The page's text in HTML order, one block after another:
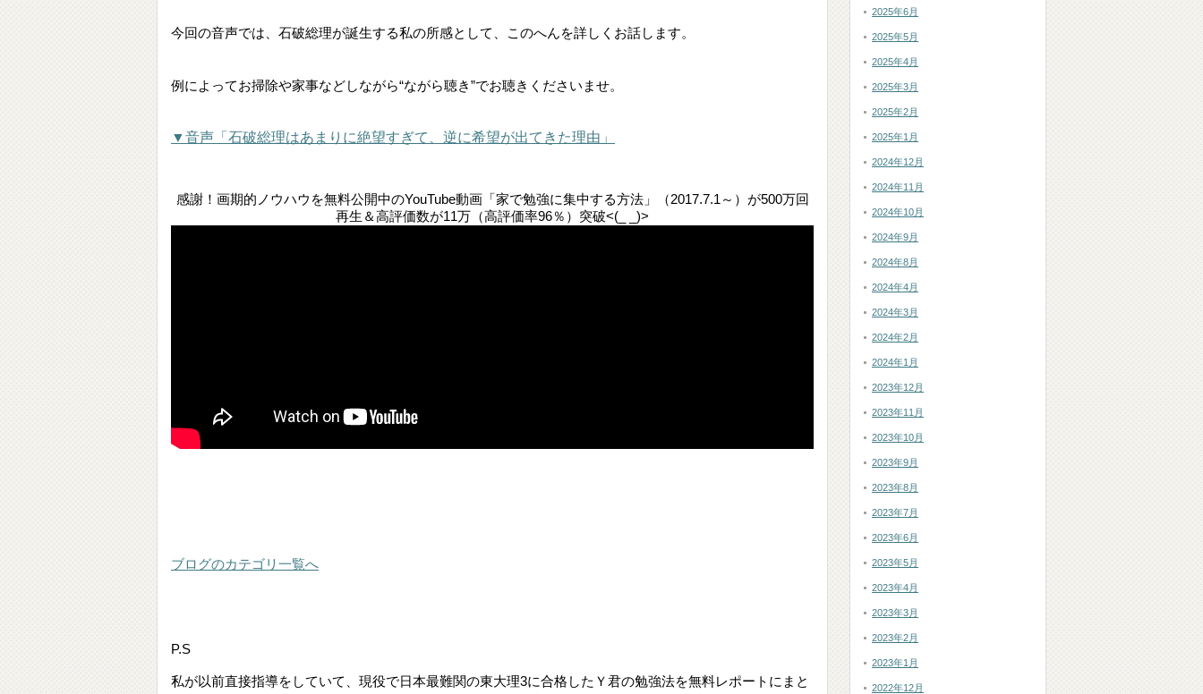
今回の音声では、石破総理が誕生する私の所感として、このへんを詳しくお話します。
例によってお掃除や家事などしながら“ながら聴き”でお聴きくださいませ。
▼音声「石破総理はあまりに絶望すぎて、逆に希望が出てきた理由」
感謝！画期的ノウハウを無料公開中のYouTube動画「家で勉強に集中する方法」（2017.7.1～）が500万回
再生＆高評価数が11万（高評価率96％）突破<(_ _)>
ブログのカテゴリ一覧へ
P.S
私が以前直接指導をしていて、現役で日本最難関の東大理3に合格したＹ君の勉強法を無料レポートにまと
2025年6月
2025年5月
2025年4月
2025年3月
2025年2月
2025年1月
2024年12月
2024年11月
2024年10月
2024年9月
2024年8月
2024年4月
2024年3月
2024年2月
2024年1月
2023年12月
2023年11月
2023年10月
2023年9月
2023年8月
2023年7月
2023年6月
2023年5月
2023年4月
2023年3月
2023年2月
2023年1月
2022年12月